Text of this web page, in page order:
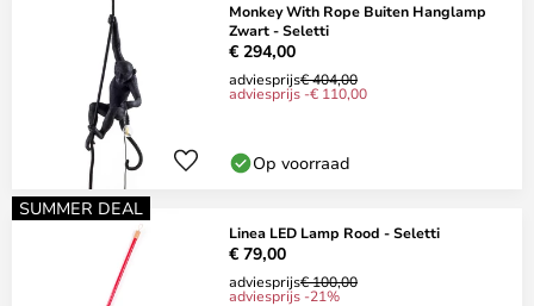
Monkey With Rope Buiten Hanglamp
Zwart - Seletti
€ 294,00
adviesprijs€ 404,00
adviesprijs -€ 110,00
Op voorraad
SUMMER DEAL
Linea LED Lamp Rood - Seletti
€ 79,00
adviesprijs€ 100,00
adviesprijs -21%